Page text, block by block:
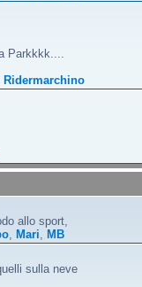
Parkkkk....
Ridermarchino
allo sport,
Mari MB
sulla neve